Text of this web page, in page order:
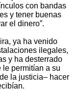
con bandas
y tener buenas
el dinero”.
ya ha venido
ilegales,
y ha desterrado
le permitían a su
la justicia– hacer